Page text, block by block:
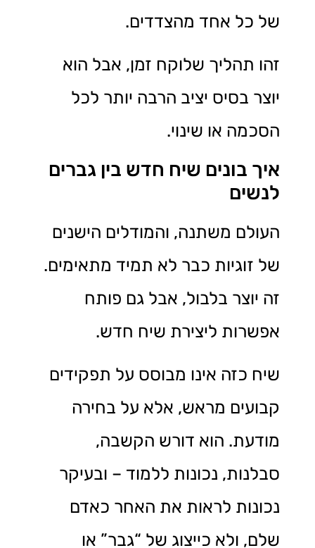
של כל אחד מהצדדים.
זהו תהליך שלוקח זמן, אבל הוא
יוצר בסיס יציב הרבה יותר לכל
הסכמה או שינוי.
איך בונים שיח חדש בין גברים
לנשים
העולם משתנה, והמודלים הישנים
של זוגיות כבר לא תמיד מתאימים.
זה יוצר בלבול, אבל גם פותח
אפשרות ליצירת שיח חדש.
שיח כזה אינו מבוסס על תפקידים
קבועים מראש, אלא על בחירה
מודעת. הוא דורש הקשבה,
סבלנות, נכונות ללמוד – ובעיקר
נכונות לראות את האחר כאדם
שלם, ולא כייצוג של “גבר” או